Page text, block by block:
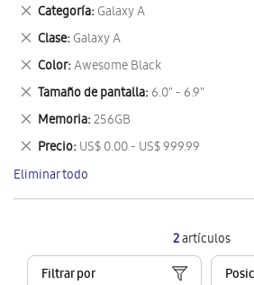
2artículos
Filtrar por
Categoría Galaxy A
Eliminar
este
artículo
Clase Galaxy A
Eliminar
este
artículo
Color Awesome Black
Eliminar
este
artículo
Tamaño de pantalla 6.0" - 6.9"
Eliminar
este
artículo
Memoria 256GB
Eliminar
este
artículo
Precio US$ 0.00 - US$ 999.99
Eliminar
este
artículo
Eliminar todo